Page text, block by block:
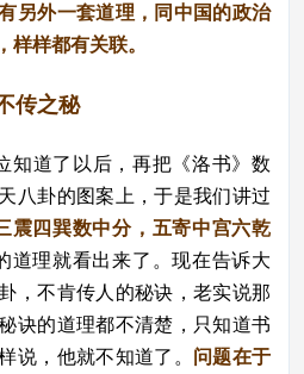
另外一套道理，同中国的政治
样样都有关联。
传之秘
知道了以后，再把《洛书》数
八卦的图案上，于是我们讲过
震四巽数中分，五寄中宫六乾
道理就看出来了。现在告诉大
，不肯传人的秘诀，老实说那
诀的道理都不清楚，只知道书
说，他就不知道了。 问题在于